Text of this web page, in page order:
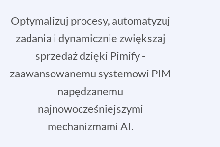
Optymalizuj procesy, automatyzuj
zadania i dynamicznie zwiększaj
sprzedaż dzięki Pimify -
zaawansowanemu systemowi PIM
napędzanemu
najnowocześniejszymi
mechanizmami AI.